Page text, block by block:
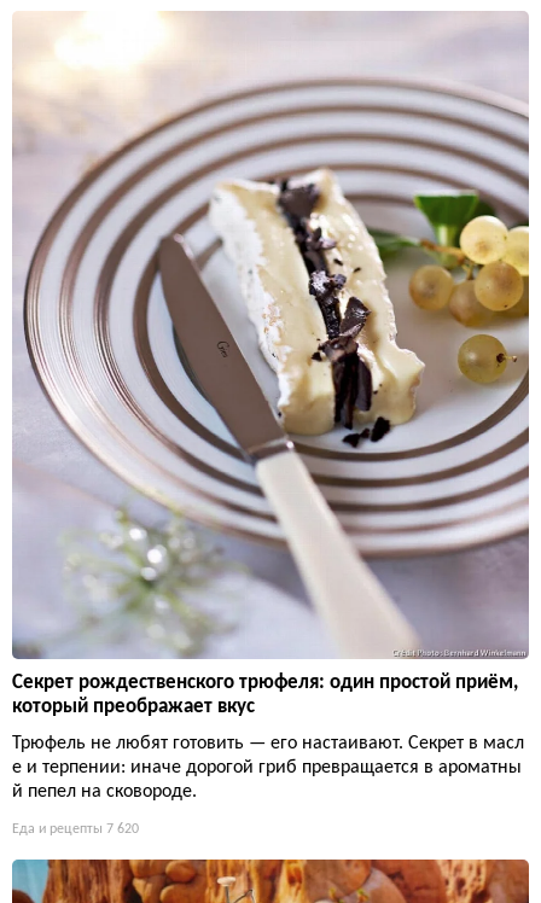
Секрет рождественского трюфеля: один простой приём,
который преображает вкус
Трюфель не любят готовить — его настаивают. Секрет в масл
е и терпении: иначе дорогой гриб превращается в ароматны
й пепел на сковороде.
Еда и рецепты 7 620